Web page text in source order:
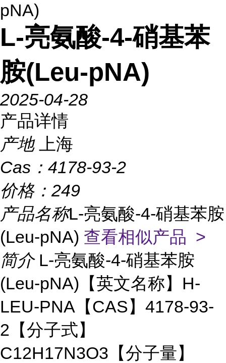
pNA)
L-亮氨酸-4-硝基苯
胺(Leu-pNA)
2025-04-28
产品详情
产地
上海
Cas： 4178-93-2
价格： 249
产品名称L-亮氨酸-4-硝基苯胺
(Leu-pNA) 查看相似产品 >
简介 L-亮氨酸-4-硝基苯胺
(Leu-pNA)【英文名称】H-
LEU-PNA【CAS】4178-93-
2【分子式】
C12H17N3O3【分子量】